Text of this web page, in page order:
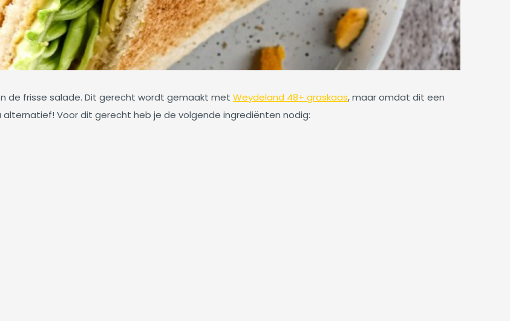
de frisse salade. Dit gerecht wordt gemaakt met Weydeland 48+ graskaas, maar omdat dit een
Voor dit gerecht heb je de volgende ingrediënten nodig: